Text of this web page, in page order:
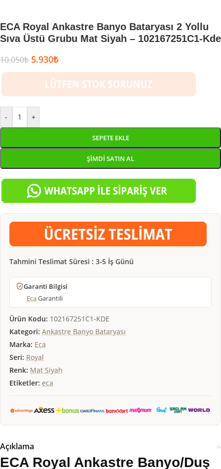
ECA Royal Ankastre Banyo Bataryası 2 Yollu
Sıva Üstü Grubu Mat Siyah – 102167251C1-Kde
10.050₺ 5.930₺
- +
SEPETE EKLE
ŞIMDI SATIN AL
Tahmini Teslimat Süresi : 3-5 İş Günü
Garanti Bilgisi
EcaGarantili
Ürün Kodu: 102167251C1-KDE
Kategori: Ankastre Banyo Bataryası
Marka: Eca
Seri: Royal
Renk: Mat Siyah
Etiketler: eca
Açıklama
ECA Royal Ankastre Banyo/Duş